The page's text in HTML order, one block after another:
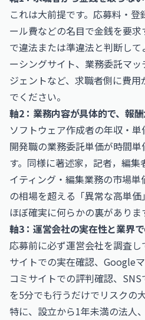
これは大前提です。応募料・
ール費などの名目で金銭を要
で違法または準違法と判断し
ーシングサイト、業務委託マ
ジェントなど、求職者側に費
でください。
軸2：業務内容が具体的で、報
ソフトウェア作成者の年収・単
開発職の業務委託単価が時間
す。同様に著述家，記者，編集
イティング・編集業務の市場
の相場を超える「異常な高単価
ほぼ確実に何らかの裏がありま
軸3：運営会社の実在性と業界
応募前に必ず運営会社を調査
サイトでの実在確認、Google
コミサイトでの評判確認、
を5分でも行うだけでリスクの
特に、設立から1年未満の法人